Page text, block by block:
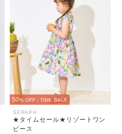
50% OFF | TIME SALE
SERAPH
★タイムセール★リゾートワン
ピース